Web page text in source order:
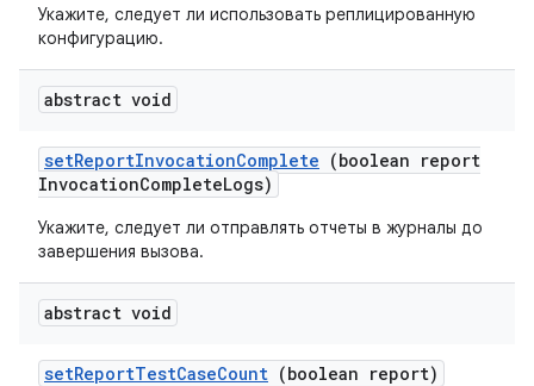
Укажите, следует ли использовать реплицированную
конфигурацию.
abstract void
setReportInvocationComplete (boolean report
InvocationCompleteLogs)
Укажите, следует ли отправлять отчеты в журналы до
завершения вызова.
abstract void
setReportTestCaseCount (boolean report)